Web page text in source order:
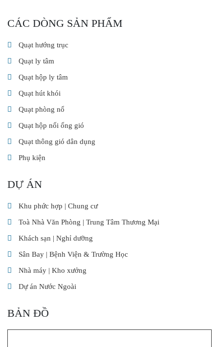
CÁC DÒNG SẢN PHẨM
Quạt hướng trục
Quạt ly tâm
Quạt hộp ly tâm
Quạt hút khói
Quạt phòng nổ
Quạt hộp nối ống gió
Quạt thông gió dân dụng
Phụ kiện
DỰ ÁN
Khu phức hợp | Chung cư
Toà Nhà Văn Phòng | Trung Tâm Thương Mại
Khách sạn | Nghỉ dưỡng
Sân Bay | Bệnh Viện & Trường Học
Nhà máy | Kho xưởng
Dự án Nước Ngoài
BẢN ĐỒ